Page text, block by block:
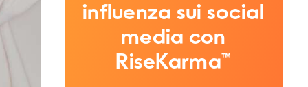
influenza sui social
media con
RiseKarma™